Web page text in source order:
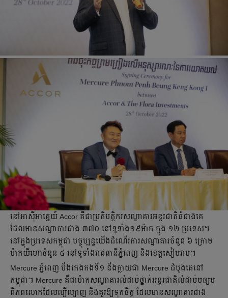
នៅអាស៊ីអាគ្នេយ៍ Accor គឺជាប្រតិបត្តិករសណ្ឋាគារអន្តរជាតិធំជាងគេ
ដែលមានសណ្ឋាគារជាង ៣៧០ នៅទូទាំង១៩ម៉ាក ក្នុង ១២ ប្រទេស។
នៅក្នុងប្រទេសកម្ពុជា បច្ចុប្បន្នយើងដំណើរការសណ្ឋាគារចំនួន ៦ ក្រោម
ម៉ាកយីហោចំនួន ៤ នៅទូទាំងរាជធានីភ្នំពេញ និងខេត្តសៀមរាប។
Mercure ភ្នំពេញ បឹងកេងកងទី១ នឹងក្លាយជា Mercure ដំបូងគេនៅ
កម្ពុជា។ Mercure គឺជាម៉ាកសណ្ឋាគារលំដាប់ថ្នាក់អន្តរជាតិលំដាប់មធ្យម
ពិភពលោកដែលល្បីល្បាញ និងគួរឱ្យទុកចិត្ត ដែលមានសណ្ឋាគារជាង